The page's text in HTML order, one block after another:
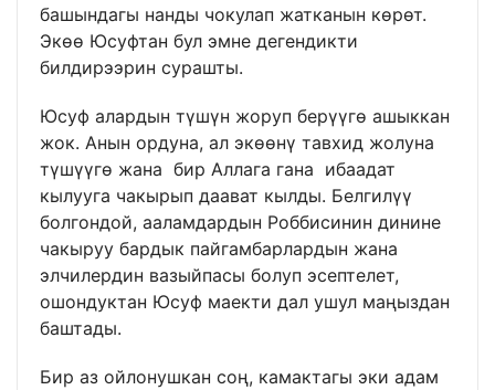
башындагы нанды чокулап жатканын көрөт.
Экөө Юсуфтан бул эмне дегендикти
билдирээрин сурашты.
Юсуф алардын түшүн жоруп берүүгө ашыккан
жок. Анын ордуна, ал экөөнү тавхид жолуна
түшүүгө жана бир Аллага гана ибаадат
кылууга чакырып даават кылды. Белгилүү
болгондой, ааламдардын Роббисинин динине
чакыруу бардык пайгамбарлардын жана
элчилердин вазыйпасы болуп эсептелет,
ошондуктан Юсуф маекти дал ушул маңыздан
баштады.
Бир аз ойлонушкан соң, камактагы эки адам